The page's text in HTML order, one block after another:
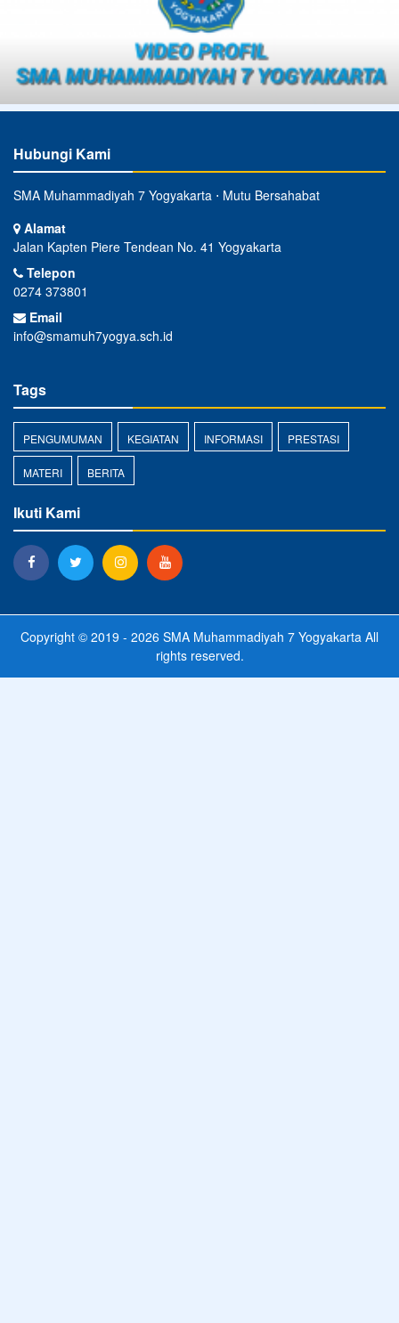
Hubungi Kami
SMA Muhammadiyah 7 Yogyakarta ⋅ Mutu Bersahabat
Alamat
Jalan Kapten Piere Tendean No. 41 Yogyakarta
Telepon
0274 373801
Email
info@smamuh7yogya.sch.id
Tags
PENGUMUMAN KEGIATAN INFORMASI PRESTASI
MATERI BERITA
Ikuti Kami
Copyright © 2019 - 2026 SMA Muhammadiyah 7 Yogyakarta All
rights reserved.